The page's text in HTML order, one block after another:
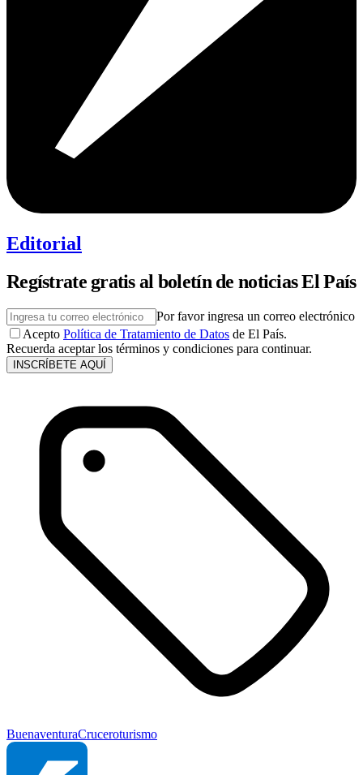
Editorial
Regístrate gratis al boletín de noticias El País
Por favor ingresa un correo electrónico
Acepto Política de Tratamiento de Datos de El País.
Recuerda aceptar los términos y condiciones para continuar.
INSCRÍBETE AQUÍ
BuenaventuraCruceroturismo